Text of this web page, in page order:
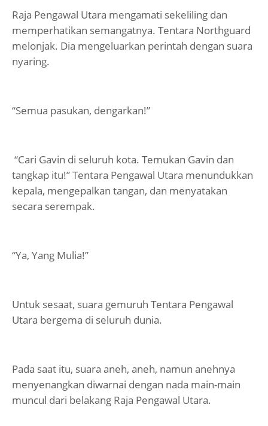
Raja Pengawal Utara mengamati sekeliling dan
memperhatikan semangatnya. Tentara Northguard
melonjak. Dia mengeluarkan perintah dengan suara
nyaring.
“Semua pasukan, dengarkan!”
“Cari Gavin di seluruh kota. Temukan Gavin dan
tangkap itu!” Tentara Pengawal Utara menundukkan
kepala, mengepalkan tangan, dan menyatakan
secara serempak.
“Ya, Yang Mulia!”
Untuk sesaat, suara gemuruh Tentara Pengawal
Utara bergema di seluruh dunia.
Pada saat itu, suara aneh, aneh, namun anehnya
menyenangkan diwarnai dengan nada main-main
muncul dari belakang Raja Pengawal Utara.